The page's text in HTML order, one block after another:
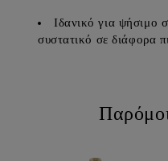
Ιδανικό για ψήσιμο
συστατικό σε διάφορα